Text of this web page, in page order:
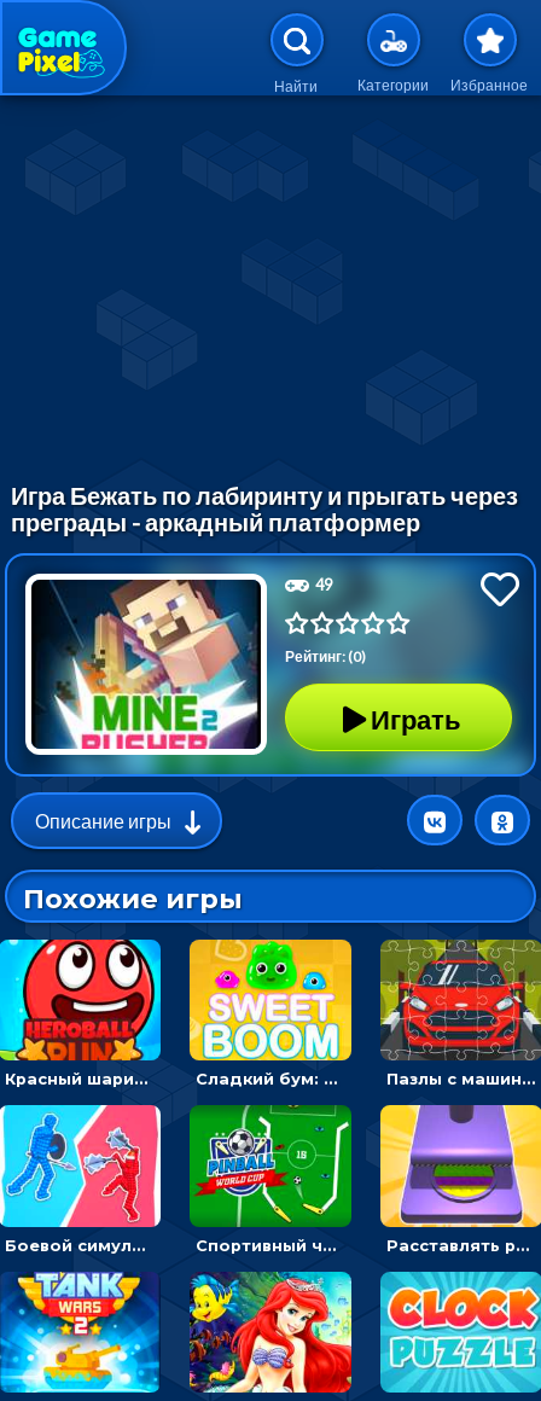
Перейти к основному
Найти Категории Избранное
Игра Бежать по лабиринту и прыгать через
преграды - аркадный платформер
49
Рейтинг: (0)
Играть
Описание игры
Похожие игры
Красный шарик-герой в бегах: прыгать, чтобы избегать препятствий Сладкий бум: тапнуть, чтобы взорвать желейки - головоломка Пазлы с машинами Форд: собирать картинки и открывать новые
Боевой симулятор 3D: повтори позу рыцаря и победи врага Спортивный чемпионат по пейнтболу: ударять по ракеткам, чтобы забивать футбольный мяч в ворота Расставлять резиновые кубики, чтобы делать поп-ит - гиперказуальные